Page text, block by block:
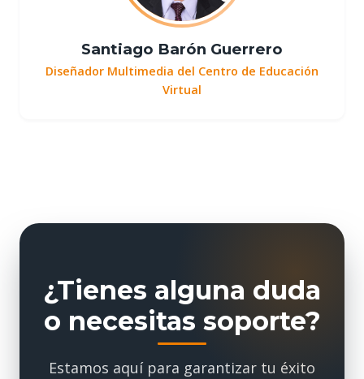
Santiago Barón Guerrero
Diseñador Multimedia del Centro de Educación
Virtual
¿Tienes alguna duda
o necesitas soporte?
Estamos aquí para garantizar tu éxito